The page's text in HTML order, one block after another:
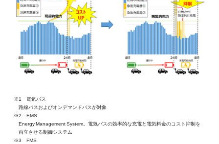
※1 電気バス
路線バスおよびオンデマンドバスが対象
※2 EMS
Energy Management System。電気バスの効率的な充電と電気料金のコスト抑制を
両立させる制御システム
※3 FMS